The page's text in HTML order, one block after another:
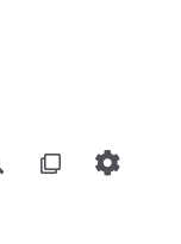
Rechercher